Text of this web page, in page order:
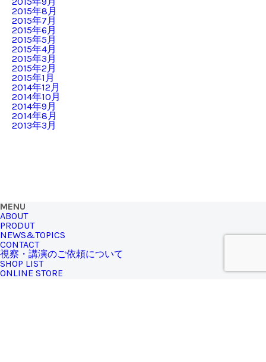
2015年8月
2015年7月
2015年6月
2015年5月
2015年4月
2015年3月
2015年2月
2015年1月
2014年12月
2014年10月
2014年9月
2014年8月
2013年3月
MENU
ABOUT
PRODUT
NEWS&TOPICS
CONTACT
視察・講演のご依頼について
SHOP LIST
ONLINE STORE